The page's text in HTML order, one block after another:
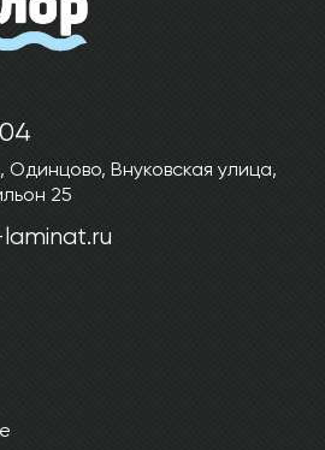
Одинцово, Внуковская улица,
25